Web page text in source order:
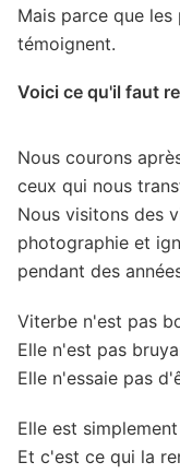
Mais parce que les
témoignent.
Voici ce qu'il faut
Nous courons
ceux qui nous
Nous visitons des
photographie et
pendant des
Viterbe n'est pas
Elle n'est pas
Elle n'essaie pas
Elle est
Et c'est ce qui la